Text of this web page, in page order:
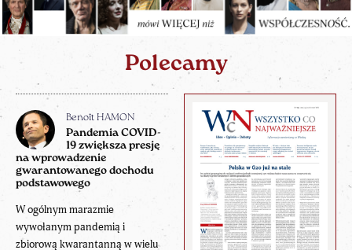
Polecamy
Benoît HAMON
Pandemia COVID-
19 zwiększa presję
na wprowadzenie
gwarantowanego dochodu
podstawowego
W ogólnym marazmie
wywołanym pandemią i
zbiorową kwarantanną w wielu